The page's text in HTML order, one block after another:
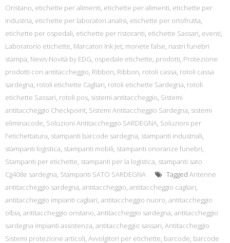
Oristano, etichette per alimenti, etichette per alimenti, etichette per
industria, etichette per laboratori analisi, etichette per ortofrutta,
etichette per ospedali, etichette per ristoranti, etichette Sassari, eventi,
Laboratorio etichette, Marcatori Ink Jet, monete false, nastri funebri
stampa, News-Novità by EDG, ospedale etichette, prodotti, Protezione
prodotti con antitaccheggio, Ribbon, Ribbon, rotoli cassa, rotoli cassa
sardegna, rotoli etichette Cagliari, rotoli etichette Sardegna, rotoli
etichette Sassari, rotoli pos, sistemi antitaccheggio, Sistemi
antitaccheggio Checkpoint, Sistemi Antitaccheggio Sardegna, sistemi
eliminacode, Soluzioni Antitaccheggio SARDEGNA, Soluzioni per
l'etichettatura, stampanti barcode sardegna, stampanti industriali,
stampanti logistica, stampanti mobili, stampanti onoranze funebri,
Stampanti per etichette, stampanti per la logistica, stampanti sato
Cg408e sardegna, Stampanti SATO SARDEGNA Tagged Antenne
antitaccheggio sardegna, antitaccheggio, antitaccheggio cagliari,
antitaccheggio impianti cagliari, antitaccheggio nuoro, antitaccheggio
olbia, antitaccheggio oristano, antitaccheggio sardegna, antitaccheggio
sardegna impianti assistenza, antitaccheggio sassari, Antitaccheggio
Sistemi protezione articoli, Avvolgitori per etichette, barcode, barcode